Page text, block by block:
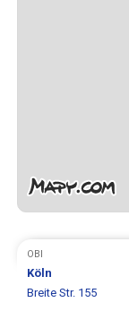
OBI
Köln
Breite Str. 155